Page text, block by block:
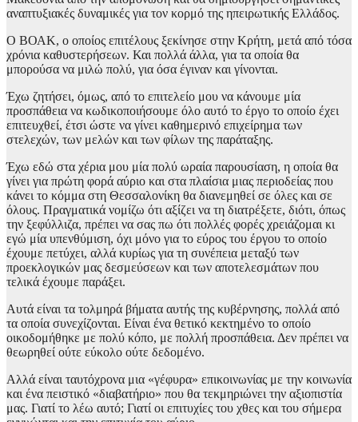
αναπτυξιακές δυναμικές για τον κορμό της ηπειρωτικής Ελλάδος.
Ο ΒΟΑΚ, ο οποίος επιτέλους ξεκίνησε στην Κρήτη, μετά από τόσα
χρόνια καθυστερήσεων. Και πολλά άλλα, για τα οποία θα
μπορούσα να μιλώ πολύ, για όσα έγιναν και γίνονται.
Έχω ζητήσει, όμως, από το επιτελείο μου να κάνουμε μία
προσπάθεια να κωδικοποιήσουμε όλο αυτό το έργο το οποίο έχει
επιτευχθεί, έτσι ώστε να γίνει καθημερινό επιχείρημα των
στελεχών, των μελών και των φίλων της παράταξης.
Έχω εδώ στα χέρια μου μία πολύ ωραία παρουσίαση, η οποία θα
γίνει για πρώτη φορά αύριο και στα πλαίσια μιας περιοδείας που
κάνει το κόμμα στη Θεσσαλονίκη θα διανεμηθεί σε όλες και σε
όλους. Πραγματικά νομίζω ότι αξίζει να τη διατρέξετε, διότι, όπως
την ξεφύλλιζα, πρέπει να σας πω ότι πολλές φορές χρειάζομαι κι
εγώ μία υπενθύμιση, όχι μόνο για το εύρος του έργου το οποίο
έχουμε πετύχει, αλλά κυρίως για τη συνέπεια μεταξύ των
προεκλογικών μας δεσμεύσεων και των αποτελεσμάτων που
τελικά έχουμε παράξει.
Αυτά είναι τα τολμηρά βήματα αυτής της κυβέρνησης, πολλά από
τα οποία συνεχίζονται. Είναι ένα θετικό κεκτημένο το οποίο
οικοδομήθηκε με πολύ κόπο, με πολλή προσπάθεια. Δεν πρέπει να
θεωρηθεί ούτε εύκολο ούτε δεδομένο.
Αλλά είναι ταυτόχρονα μια «γέφυρα» επικοινωνίας με την κοινωνία
και ένα πειστικό «διαβατήριο» που θα τεκμηριώνει την αξιοπιστία
μας. Γιατί το λέω αυτό; Γιατί οι επιτυχίες του χθες και του σήμερα